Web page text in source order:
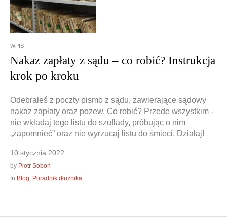
Doradztwo prawne
Doradztwo & konsulting
WPIS
Nakaz zapłaty z sądu – co robić? Instrukcja
krok po kroku
Odebrałeś z poczty pismo z sądu, zawierające sądowy
nakaz zapłaty oraz pozew. Co robić? Przede wszystkim -
nie wkładaj tego listu do szuflady, próbując o nim
„zapomnieć” oraz nie wyrzucaj listu do śmieci. Działaj!
10 stycznia 2022
by Piotr Soboń
In Blog, Poradnik dłużnika